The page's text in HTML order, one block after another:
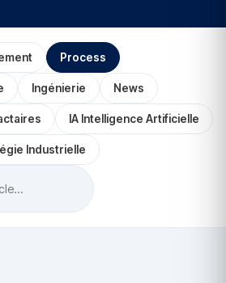
Process
Ingénierie News
IA Intelligence Artificielle
Industrielle